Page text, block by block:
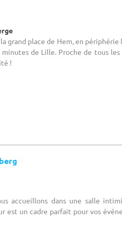
grand place de Hem, en périphérie
de Lille. Proche de tous les
!
accueillons dans une salle
est un cadre parfait pour vos